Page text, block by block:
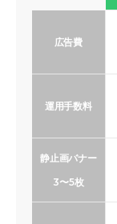
広告費
運用手数料
静止画バナー
3〜5枚